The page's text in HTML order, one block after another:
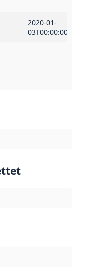
2020-01-
03T00:00:00Z
eller